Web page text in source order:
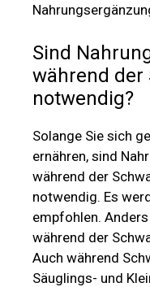
Sind
während der
notwendig?
Solange Sie sich
ernähren, sind
während der
notwendig. Es
empfohlen.
während der
Auch während
Säuglings- und